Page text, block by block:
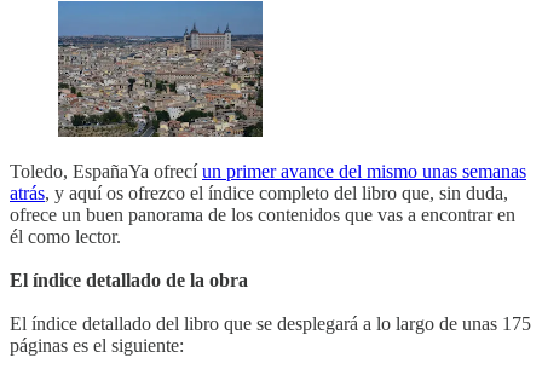
Toledo, EspañaYa ofrecíun primer avance del mismo unas semanas
atrás, y aquí os ofrezco el índice completo del libro que, sin duda,
ofrece un buen panorama de los contenidos que vas a encontrar en
él como lector.
El índice detallado de la obra
El índice detallado del libro que se desplegará a lo largo de unas 175
páginas es el siguiente: